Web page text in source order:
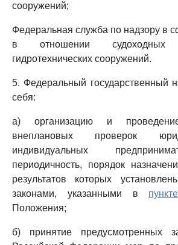
сооружений;
Федеральная служба по надзору в
в отношении
гидротехнических сооружений.
5. Федеральный государственный
себя:
а) организацию и
внеплановых проверок
индивидуальных
периодичность, порядок
результатов которых
законами, указанными в
Положения;
б) принятие предусмотренных